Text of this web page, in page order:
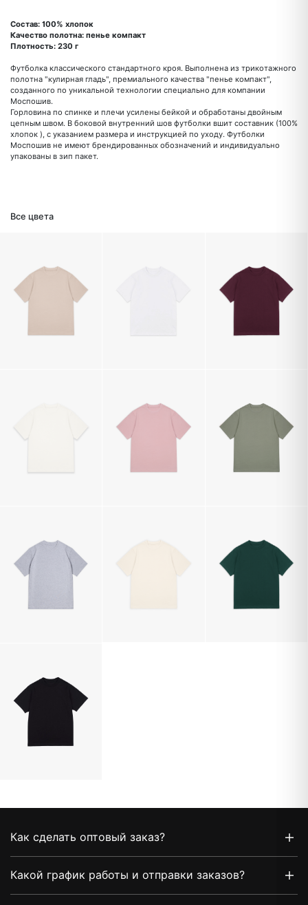
Состав: 100% хлопок
Качество полотна: пенье компакт
Плотность: 230 г
Футболка классического стандартного кроя. Выполнена из трикотажного
полотна "кулирная гладь", премиального качества "пенье компакт",
созданного по уникальной технологии специально для компании
Моспошив.
Горловина по спинке и плечи усилены бейкой и обработаны двойным
цепным швом. В боковой внутренний шов футболки вшит составник (100%
хлопок ), с указанием размера и инструкцией по уходу. Футболки
Моспошив не имеют брендированных обозначений и индивидуально
упакованы в зип пакет.
Все цвета
Как сделать оптовый заказ?
Какой график работы и отправки заказов?